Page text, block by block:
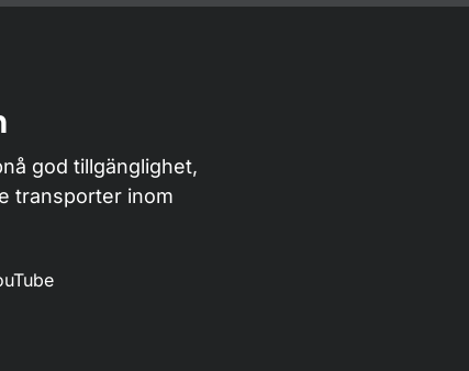
god tillgänglighet,
transporter inom